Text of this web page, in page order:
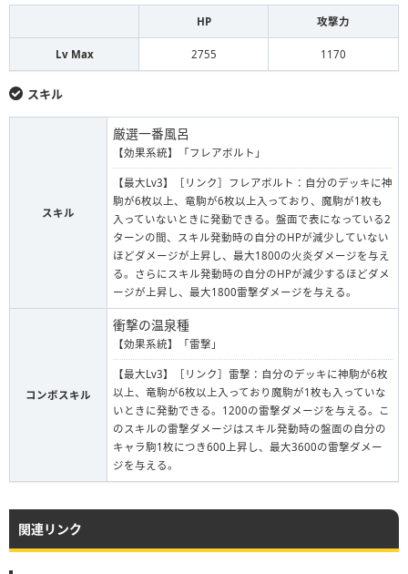
HP 攻撃力
Lv Max 2755 1170
スキル
スキル
厳選一番風呂
【効果系統】「フレアボルト」
【最大Lv3】［リンク］フレアボルト：自分のデッキに神
駒が6枚以上、竜駒が6枚以上入っており、魔駒が1枚も
入っていないときに発動できる。盤面で表になっている2
ターンの間、スキル発動時の自分のHPが減少していない
ほどダメージが上昇し、最大1800の火炎ダメージを与え
る。さらにスキル発動時の自分のHPが減少するほどダメ
ージが上昇し、最大1800雷撃ダメージを与える。
コンボスキル
衝撃の温泉種
【効果系統】「雷撃」
【最大Lv3】［リンク］雷撃：自分のデッキに神駒が6枚
以上、竜駒が6枚以上入っており魔駒が1枚も入っていな
いときに発動できる。1200の雷撃ダメージを与える。こ
のスキルの雷撃ダメージはスキル発動時の盤面の自分の
キャラ駒1枚につき600上昇し、最大3600の雷撃ダメー
ジを与える。
関連リンク